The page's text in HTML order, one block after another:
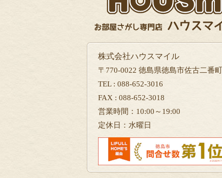
株式会社ハウスマイル
〒770-0022 徳島県徳島市佐古二番
TEL : 088-652-3016
FAX : 088-652-3018
営業時間：10:00～19:00
定休日：水曜日